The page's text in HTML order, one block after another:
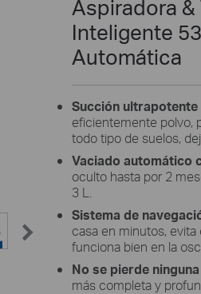
Aspiradora
Inteligente
Automática
Succión ultrapotente
eficientemente polvo,
todo tipo de suelos,
Vaciado automático
oculto hasta por 2
3 L.
Sistema de
casa en minutos,
funciona bien en la
No se pierde
más completa y